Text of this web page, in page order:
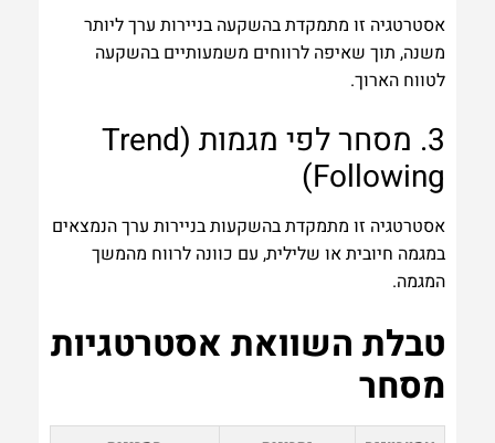
אסטרטגיה זו מתמקדת בהשקעה בניירות ערך ליותר
משנה, תוך שאיפה לרווחים משמעותיים בהשקעה
לטווח הארוך.
3. מסחר לפי מגמות (Trend
Following)
אסטרטגיה זו מתמקדת בהשקעות בניירות ערך הנמצאים
במגמה חיובית או שלילית, עם כוונה לרווח מהמשך
המגמה.
טבלת השוואת אסטרטגיות
מסחר